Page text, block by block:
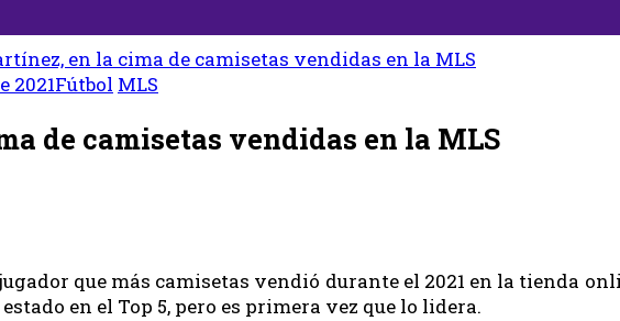
en la cima de camisetas vendidas en la MLS
2021Fútbol MLS
de camisetas vendidas en la MLS
que más camisetas vendió durante el 2021 en la tienda
en el Top 5, pero es primera vez que lo lidera.